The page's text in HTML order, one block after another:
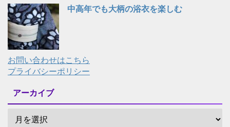
中高年でも大柄の浴衣を楽しむ
お問い合わせはこちら
プライバシーポリシー
アーカイブ